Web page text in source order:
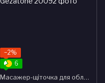
−2%
6
Масажер-щіточка для обличчя AMG 197 Gezatone